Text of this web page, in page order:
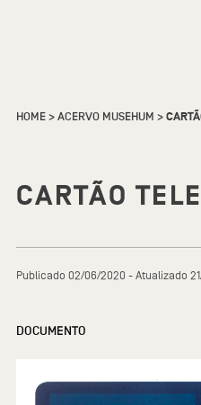
HOME>ACERVO MUSEHUM >
CARTÃO
Publicado 02/06/2020 - Atualizado
DOCUMENTO